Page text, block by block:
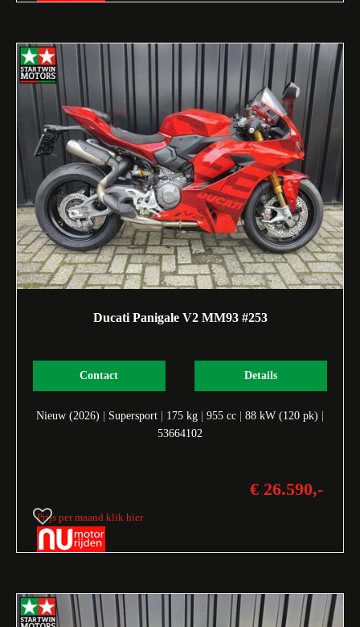
Ducati Panigale V2 MM93 #253
Details
Contact
Nieuw (2026) | Supersport | 175 kg | 955 cc | 88 kW (120 pk) |
53664102
€ 26.590,-
Prijs per maand klik hier